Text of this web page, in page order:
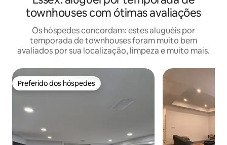
townhouses com ótimas avaliações
Os hóspedes concordam: estes aluguéis por
temporada de townhouses foram muito bem
avaliados por sua localização, limpeza e muito mais.
Preferido dos hóspedes
Preferido dos hóspedes